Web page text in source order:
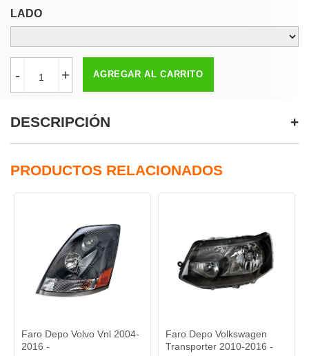
LADO
- + AGREGAR AL CARRITO
DESCRIPCIÓN
PRODUCTOS RELACIONADOS
Depo Volvo Vnl 2004-
Faro Depo Volkswagen
Transporter 2010-2016 -